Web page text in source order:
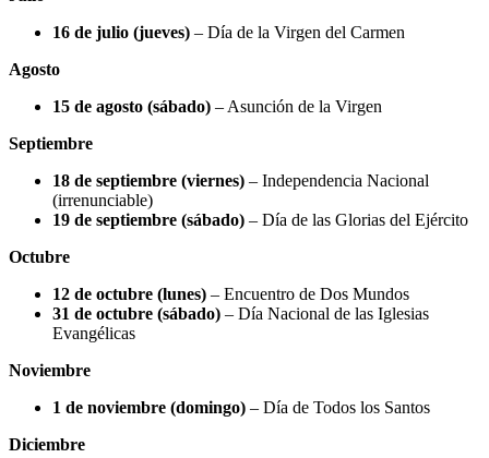
16 de julio (jueves) – Día de la Virgen del Carmen
Agosto
15 de agosto (sábado) – Asunción de la Virgen
Septiembre
18 de septiembre (viernes) – Independencia Nacional
(irrenunciable)
19 de septiembre (sábado) – Día de las Glorias del Ejército
Octubre
12 de octubre (lunes) – Encuentro de Dos Mundos
31 de octubre (sábado) – Día Nacional de las Iglesias
Evangélicas
Noviembre
1 de noviembre (domingo) – Día de Todos los Santos
Diciembre